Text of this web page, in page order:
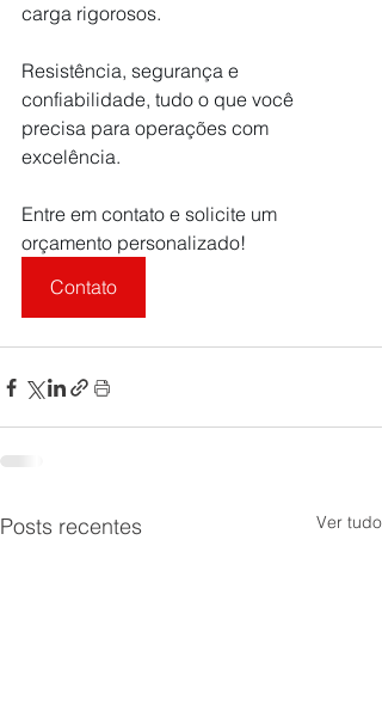
carga rigorosos.
Resistência, segurança e
confiabilidade, tudo o que você
precisa para operações com
excelência.
Entre em contato e solicite um
orçamento personalizado!
Contato
Posts recentes Ver tudo